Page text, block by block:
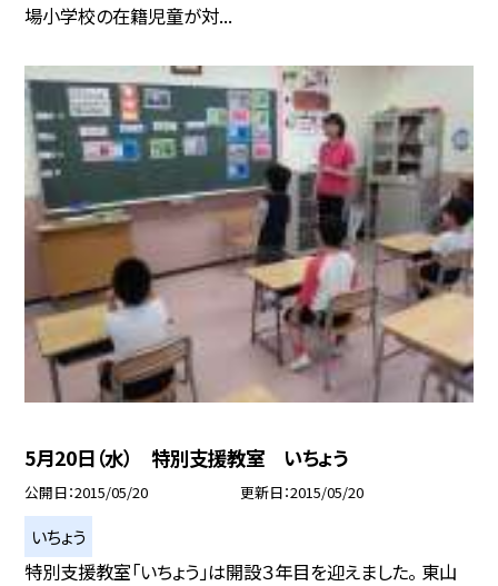
場小学校の在籍児童が対...
5月20日（水） 特別支援教室 いちょう
公開日 2015/05/20 更新日 2015/05/20
いちょう
特別支援教室「いちょう」は開設３年目を迎えました。 東山